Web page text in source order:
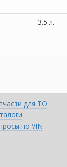
3.5 л.
для ТО
по VIN